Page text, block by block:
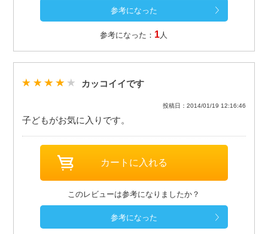
参考になった： 1 人
カッコイイです
投稿日：2014/01/19 12:16:46
子どもがお気に入りです。
このレビューは参考になりましたか？